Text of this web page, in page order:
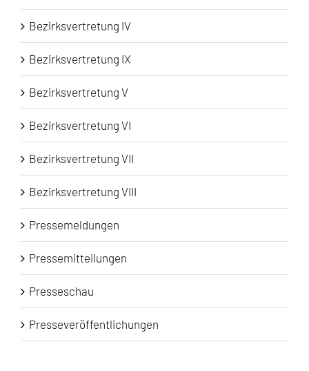
Bezirksvertretung IV
Bezirksvertretung IX
Bezirksvertretung V
Bezirksvertretung VI
Bezirksvertretung VII
Bezirksvertretung VIII
Pressemeldungen
Pressemitteilungen
Presseschau
Presseveröffentlichungen